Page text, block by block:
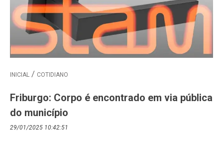
INICIAL COTIDIANO
Friburgo: Corpo é encontrado em via pública
do município
29/01/2025 10:42:51